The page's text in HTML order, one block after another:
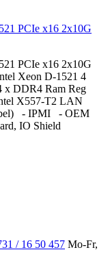
PCIe x16 2x10G
PCIe x16 2x10G
Xeon D-1521 4
x DDR4 Ram Reg
X557-T2 LAN
- IPMI - OEM
IO Shield
/ 16 50 457 Mo-Fr,